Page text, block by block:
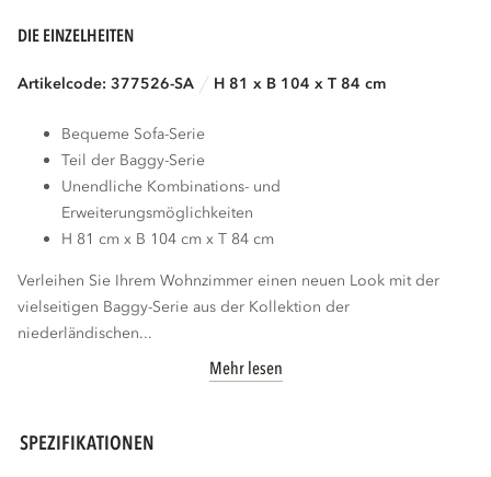
DIE EINZELHEITEN
Artikelcode: 377526-SA H 81 x B 104 x T 84 cm
Bequeme Sofa-Serie
Teil der Baggy-Serie
Unendliche Kombinations- und
Erweiterungsmöglichkeiten
H 81 cm x B 104 cm x T 84 cm
Verleihen Sie Ihrem Wohnzimmer einen neuen Look mit der
vielseitigen Baggy-Serie aus der Kollektion der
niederländischen...
Mehr lesen
SPEZIFIKATIONEN